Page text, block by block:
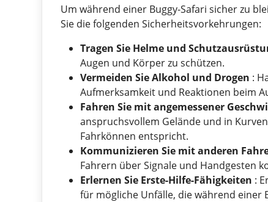
Um während einer Buggy-Safari sicher zu
Sie die folgenden Sicherheitsvorkehrungen:
Tragen Sie Helme und
Augen und Körper zu schützen.
Vermeiden Sie Alkohol und Drogen :
Aufmerksamkeit und Reaktionen beim
Fahren Sie mit angemessener
anspruchsvollem Gelände und in
Fahrkönnen entspricht.
Kommunizieren Sie mit anderen
Fahrern über Signale und Handgesten
Erlernen Sie Erste-Hilfe-Fähigkeiten :
für mögliche Unfälle, die während einer